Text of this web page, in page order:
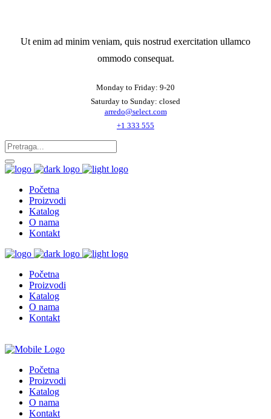
Ut enim ad minim veniam, quis nostrud exercitation ullamco
ommodo consequat.
Monday to Friday: 9-20
Saturday to Sunday: closed
arredo@select.com
+1 333 555
Početna
Proizvodi
Katalog
O nama
Kontakt
Početna
Proizvodi
Katalog
O nama
Kontakt
Početna
Proizvodi
Katalog
O nama
Kontakt